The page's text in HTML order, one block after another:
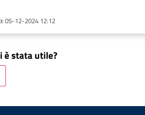
:05-12-2024 12:12
è stata utile?